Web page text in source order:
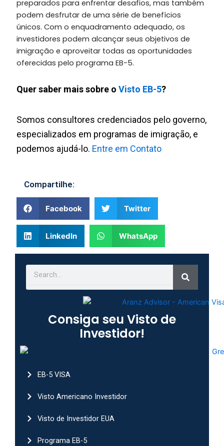
preparados para enfrentar desafios, mas também
podem desfrutar de uma série de benefícios
únicos. Com o enquadramento adequado, os
investidores podem alcançar seus objetivos de
imigração e aproveitar todas as oportunidades
oferecidas pelo programa EB-5.
Quer saber mais sobre o Visto EB-5?
Somos consultores credenciados pelo governo,
especializados em programas de imigração, e
podemos ajudá-lo. Entre em Contato
Compartilhe:
Facebook Twitter
LinkedIn WhatsApp
Search
Consiga seu Visto de
Investidor!
EB-5 VISA
Visto Americano Investidor
Visto de Investidor EUA
Programa EB-5